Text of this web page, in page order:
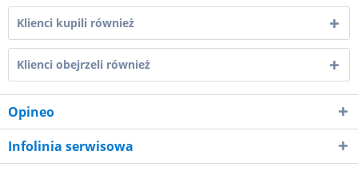
Klienci kupili również
Klienci obejrzeli również
Opineo
Infolinia serwisowa